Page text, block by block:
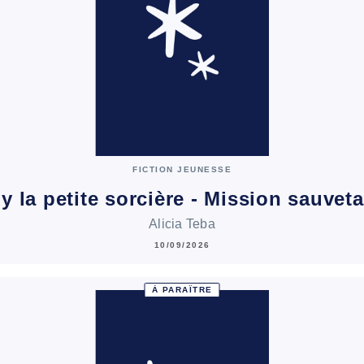
FICTION JEUNESSE
la petite sorcière - Mission
Alicia Teba
10/09/2026
À PARAÎTRE